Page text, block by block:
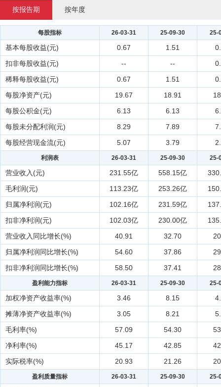
按报告期 按年度
每股指标 26-03-31 25-09-30 25-
基本每股收益(元) 0.67 1.51
扣非每股收益(元)
-- --
稀释每股收益(元)
0.67 1.51
每股净资产(元)
19.67 18.91
每股公积金(元)
6.13 6.13
每股未分配利润(元)
8.29 7.89
每股经营现金流(元)
5.07 3.79
利润表 26-03-31 25-09-30 25-
营业收入(元) 231.55亿 558.15亿
毛利润(元)
113.23亿 253.26亿
归属净利润(元)
102.16亿 231.59亿
扣非净利润(元)
102.03亿 230.00亿
营业收入同比增长(%)
40.91 32.70
归属净利润同比增长(%)
54.60 37.86
扣非净利润同比增长(%)
58.50 37.41
盈利能力指标 26-03-31 25-09-30 25-
加权净资产收益率(%) 3.46 8.15
摊薄净资产收益率(%)
3.05 8.21
毛利率(%)
57.09 54.30
净利率(%)
45.17 42.85
实际税率(%)
20.93 21.26
盈利质量指标 26-03-31 25-09-30 25-